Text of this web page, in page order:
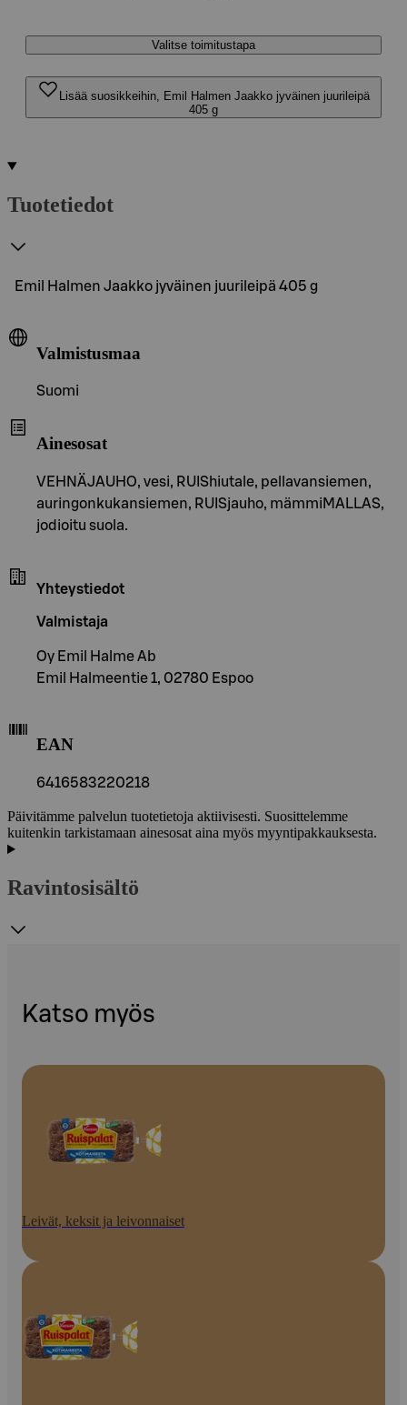
Valitse toimitustapa
Lisää suosikkeihin, Emil Halmen Jaakko jyväinen juurileipä
405 g
Tuotetiedot
Emil Halmen Jaakko jyväinen juurileipä 405 g
Valmistusmaa
Suomi
Ainesosat
VEHNÄJAUHO, vesi, RUIShiutale, pellavansiemen,
auringonkukansiemen, RUISjauho, mämmiMALLAS,
jodioitu suola.
Yhteystiedot
Valmistaja
Oy Emil Halme Ab
Emil Halmeentie 1, 02780 Espoo
EAN
6416583220218
Päivitämme palvelun tuotetietoja aktiivisesti. Suosittelemme
kuitenkin tarkistamaan ainesosat aina myös myyntipakkauksesta.
Ravintosisältö
Katso myös
Leivät, keksit ja leivonnaiset